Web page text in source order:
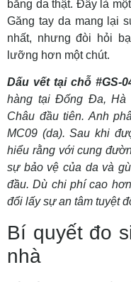
bằng da thật. Đây là
Găng tay da mang lại
nhất, nhưng đòi hỏi
lưỡng hơn một chút.
Dấu vết tại chỗ #GS-
hàng tại Đống Đa, Hà
Châu đầu tiên. Anh
MC09 (da). Sau khi
hiểu rằng với cung
sự bảo vệ của da và
đầu. Dù chi phí cao
đổi lấy sự an tâm tuyệt
Bí quyết đo
nhà